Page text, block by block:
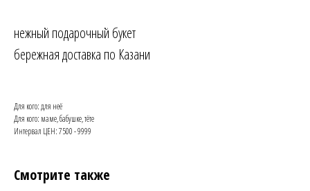
нежный подарочный букет
бережная доставка по Казани
Для кого: для неё
Для кого: маме, бабушке, тёте
Интервал ЦЕН: 7500 - 9999
Смотрите также